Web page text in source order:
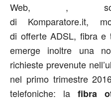
Web, ,
di Komparatore.it,
di offerte ADSL, fibra e
emerge inoltre una
richieste prevenute
nel primo trimestre
telefoniche: la fibra